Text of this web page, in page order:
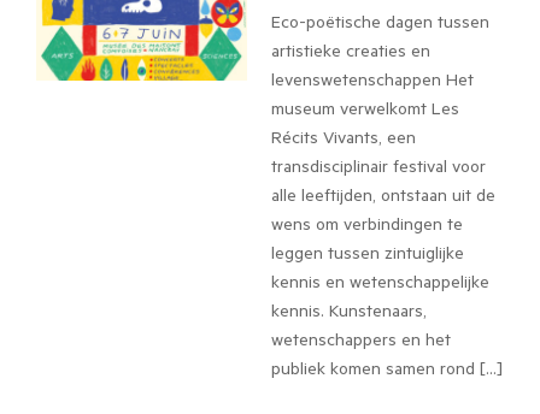
Eco-poëtische dagen tussen
artistieke creaties en
levenswetenschappen Het
museum verwelkomt Les
Récits Vivants, een
transdisciplinair festival voor
alle leeftijden, ontstaan uit de
wens om verbindingen te
leggen tussen zintuiglijke
kennis en wetenschappelijke
kennis. Kunstenaars,
wetenschappers en het
publiek komen samen rond […]